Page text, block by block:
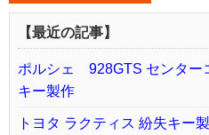
【最近の記事】
ポルシェ 928GTS センタ
キー製作
トヨタ ラクティス 紛失キー